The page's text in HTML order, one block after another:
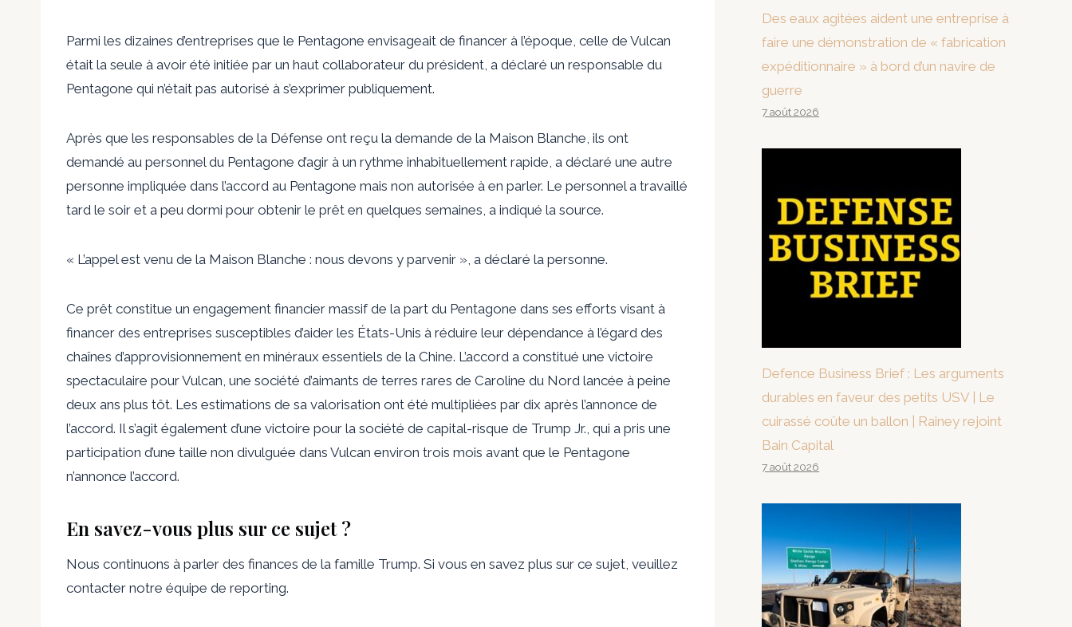
Parmi les dizaines d’entreprises que le Pentagone envisageait de financer à l’époque, celle de Vulcan
était la seule à avoir été initiée par un haut collaborateur du président, a déclaré un responsable du
Pentagone qui n’était pas autorisé à s’exprimer publiquement.
Après que les responsables de la Défense ont reçu la demande de la Maison Blanche, ils ont
demandé au personnel du Pentagone d’agir à un rythme inhabituellement rapide, a déclaré une autre
personne impliquée dans l’accord au Pentagone mais non autorisée à en parler. Le personnel a travaillé
tard le soir et a peu dormi pour obtenir le prêt en quelques semaines, a indiqué la source.
« L’appel est venu de la Maison Blanche : nous devons y parvenir », a déclaré la personne.
Ce prêt constitue un engagement financier massif de la part du Pentagone dans ses efforts visant à
financer des entreprises susceptibles d’aider les États-Unis à réduire leur dépendance à l’égard des
chaînes d’approvisionnement en minéraux essentiels de la Chine. L’accord a constitué une victoire
spectaculaire pour Vulcan, une société d’aimants de terres rares de Caroline du Nord lancée à peine
deux ans plus tôt. Les estimations de sa valorisation ont été multipliées par dix après l’annonce de
l’accord. Il s’agit également d’une victoire pour la société de capital-risque de Trump Jr., qui a pris une
participation d’une taille non divulguée dans Vulcan environ trois mois avant que le Pentagone
n’annonce l’accord.
En savez-vous plus sur ce sujet ?
Nous continuons à parler des finances de la famille Trump. Si vous en savez plus sur ce sujet, veuillez
contacter notre équipe de reporting.
Des eaux agitées aident une entreprise à
faire une démonstration de « fabrication
expéditionnaire » à bord d’un navire de
guerre
7 août 2026
Defence Business Brief : Les arguments
durables en faveur des petits USV | Le
cuirassé coûte un ballon | Rainey rejoint
Bain Capital
7 août 2026